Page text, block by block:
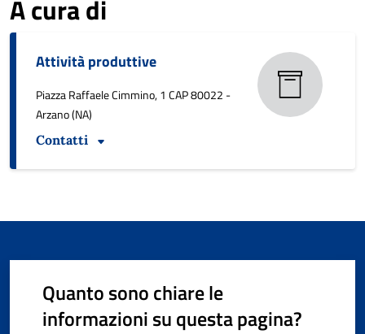
A cura di
Attività produttive
Piazza Raffaele Cimmino, 1 CAP 80022 -
Arzano (NA)
Contatti
Quanto sono chiare le
informazioni su questa pagina?